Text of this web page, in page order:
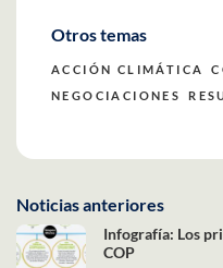
Otros temas
ACCIÓN CLIMÁTICA
NEGOCIACIONES
Noticias anteriores
Infografía: Los
COP